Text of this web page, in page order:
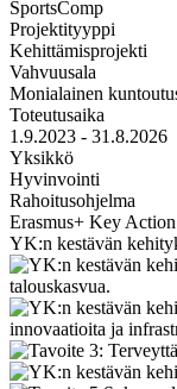
SportsComp
Projektityyppi
Kehittämisprojekti
Vahvuusala
Monialainen
Toteutusaika
1.9.2023 - 31.8.2026
Yksikkö
Hyvinvointi
Rahoitusohjelma
Erasmus+ Key
YK:n kestävän